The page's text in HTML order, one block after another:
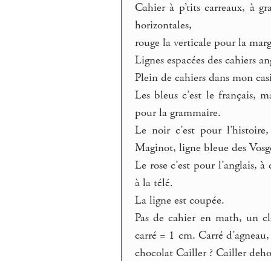
Cahier à p’tits carreaux, à
horizontales,
rouge la verticale pour la
Lignes espacées des cahiers
Plein de cahiers dans mon
Les bleus c’est le français,
pour la grammaire.
Le noir c’est pour
Maginot, ligne bleue des
Le rose c’est pour l’anglais,
à la télé.
La ligne est coupée.
Pas de cahier en math, un
carré = 1 cm. Carré
chocolat Cailler ? Cailler